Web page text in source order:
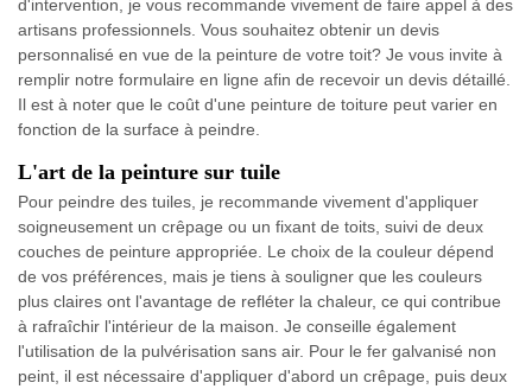
d'intervention, je vous recommande vivement de faire appel à des
artisans professionnels. Vous souhaitez obtenir un devis
personnalisé en vue de la peinture de votre toit? Je vous invite à
remplir notre formulaire en ligne afin de recevoir un devis détaillé.
Il est à noter que le coût d'une peinture de toiture peut varier en
fonction de la surface à peindre.
L'art de la peinture sur tuile
Pour peindre des tuiles, je recommande vivement d'appliquer
soigneusement un crêpage ou un fixant de toits, suivi de deux
couches de peinture appropriée. Le choix de la couleur dépend
de vos préférences, mais je tiens à souligner que les couleurs
plus claires ont l'avantage de refléter la chaleur, ce qui contribue
à rafraîchir l'intérieur de la maison. Je conseille également
l'utilisation de la pulvérisation sans air. Pour le fer galvanisé non
peint, il est nécessaire d'appliquer d'abord un crêpage, puis deux